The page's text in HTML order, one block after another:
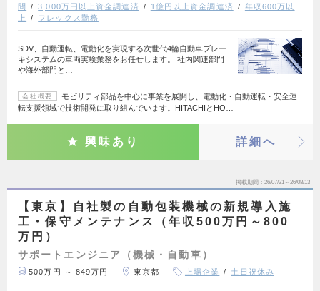
問
3,000万円以上資金調達済 1億円以上資金調達済
年収600万以
上
フレックス勤務
SDV、自動運転、電動化を実現する次世代4輪自動車ブレー
キシステムの車両実験業務をお任せします。 社内関連部門
や海外部門と…
会社概要
モビリティ部品を中心に事業を展開し、電動化・自動運転・安全運
転支援領域で技術開発に取り組んでいます。HITACHIとHO…
興味あり 詳細へ
掲載期間 26/07/31～26/08/13
【東京】自社製の自動包装機械の新規導入施
工・保守メンテナンス（年収500万円～800
万円）
サポートエンジニア（機械・自動車）
500万円 ～ 849万円 東京都 上場企業 土日祝休み